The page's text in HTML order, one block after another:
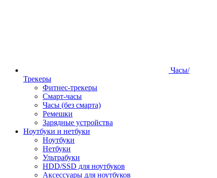
Часы/
Трекеры
Фитнес-трекеры
Смарт-часы
Часы (без смарта)
Ремешки
Зарядные устройства
Ноутбуки и нетбуки
Ноутбуки
Нетбуки
Ультрабуки
HDD/SSD для ноутбуков
Аксессуары для ноутбуков